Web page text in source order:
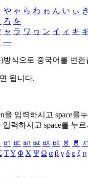
や ゃ ら わ ゎ ん い ぃ き
ろ を
ャ ラ ワ ヮ ン イ ィ キ
―
방식으로 중국어를 변환
됩니다.
을 입력하시고 space를
입력하시고 space를 누
ㅲ ㅳ ㅴ ㅵ ㅶ ㅷ ㅸ ㅹ ㅺ
ΤΥ Φ Χ Ψ Ω α β γ δ ε ζ η